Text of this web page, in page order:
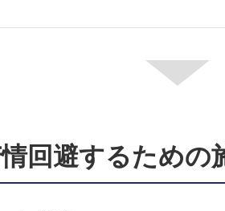
回避するための